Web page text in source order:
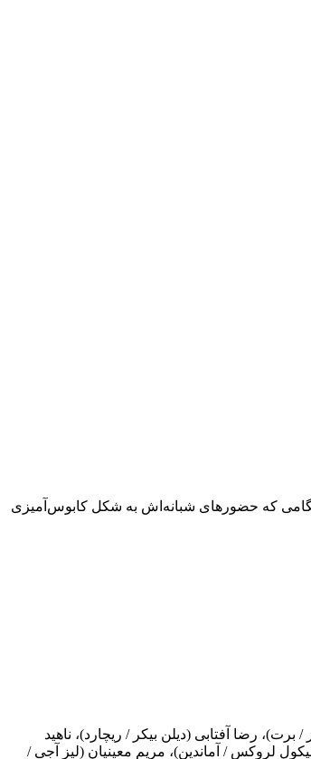
هنگامی که حضورهای شبانه‌اش به شکل کابوس‌آمیزی
رضا آفتابی (دیلن بیکر / ریچارد)، ناهید
لروکس / آماندین)، مریم معینیان (لیز آجی /